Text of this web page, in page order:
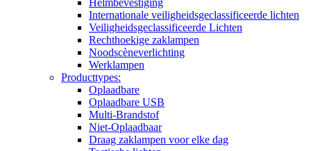
Helmbevestiging
Internationale veiligheidsgeclassificeerde lichten
Veiligheidsgeclassificeerde Lichten
Rechthoekige zaklampen
Noodscèneverlichting
Werklampen
Producttypes:
Oplaadbare
Oplaadbare USB
Multi-Brandstof
Niet-Oplaadbaar
Draag zaklampen voor elke dag